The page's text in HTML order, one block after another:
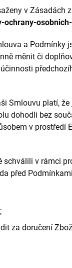
v Zásadách
ochrany-
a Podmínky
měnit či
Smlouvu platí,
dohodli bez
v prostředí
schválili v rámci
před
za doručení